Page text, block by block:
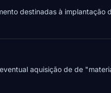
destinadas à
aquisição de de